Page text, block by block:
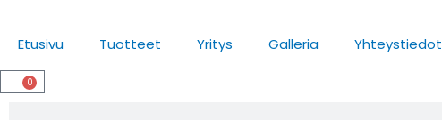
sisältöön
Etusivu Tuotteet Yritys Galleria Yhteystiedot
0
Cart